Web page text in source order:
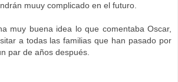
muuy complicado en el futuro.
muy buena idea lo que comentaba Oscar,
a todas las familias que han pasado por
par de años después.